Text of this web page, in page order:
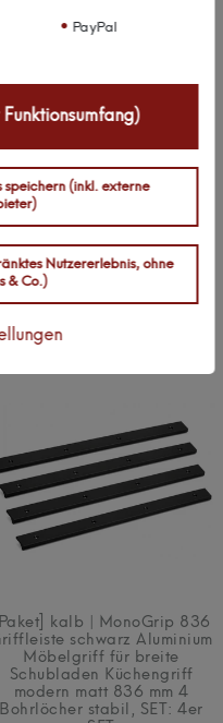
Lampenschirm modern
Nachttischlampe
Designleuchte 51 cm
[Paket] kalb | MonoGrip 836
schwarz Aluminium
Möbelgriff für breite
Schubladen Küchengriff
modern matt 836 mm 4
Bohrlöcher stabil , SET: 4er
PayPal
speichern (inkl. externe
Nutzererlebnis, ohne
& Co.)